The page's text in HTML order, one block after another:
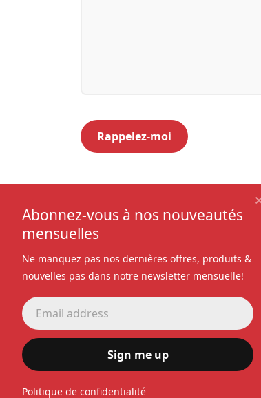
Qualité supérieure
Abonnez-vous à nos nouveautés
mensuelles
Ne manquez pas nos dernières offres, produits &
nouvelles pas dans notre newsletter mensuelle!
Sign me up
Politique de confidentialité